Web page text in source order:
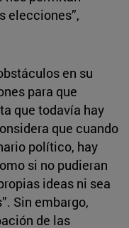
elecciones”,
en su
para que
que todavía hay
que cuando
político, hay
si no pudieran
ideas ni sea
Sin embargo,
de las